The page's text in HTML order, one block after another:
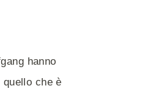
hanno
quello che è